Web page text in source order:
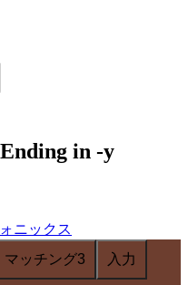
in -y
ニックス
マッチング3 入力